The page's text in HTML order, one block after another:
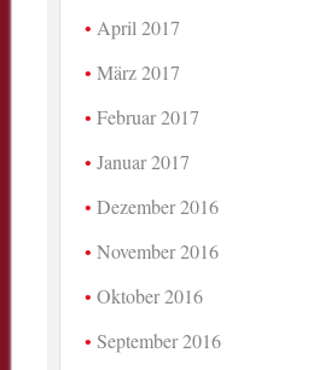
April 2017
März 2017
Februar 2017
Januar 2017
Dezember 2016
November 2016
Oktober 2016
September 2016